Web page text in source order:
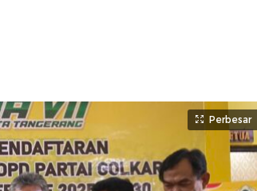
Perbesar